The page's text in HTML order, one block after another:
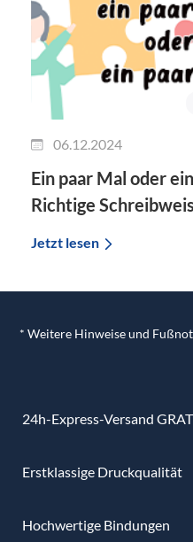
06.12.2024
Ein paar Mal oder
Richtige
Jetzt lesen
* Weitere Hinweise und
24h-Express-Versand
Erstklassige Druckqualität
Hochwertige Bindungen